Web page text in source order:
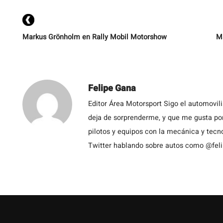
Markus Grönholm en Rally Mobil Motorshow
Felipe Gana
Editor Área Motorsport Sigo el
deja de sorprenderme, y que me gusta
pilotos y equipos con la mecánica y
Twitter hablando sobre autos como